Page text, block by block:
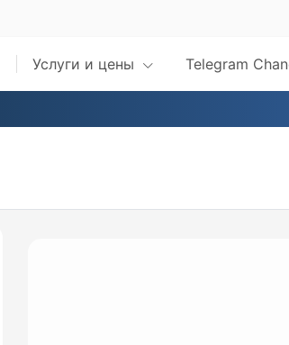
Услуги и цены Telegram